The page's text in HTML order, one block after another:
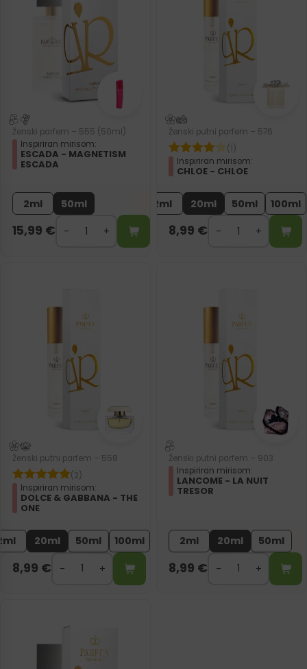
Ženski parfem – 555 (50ml)
Inspiriran mirisom:
ESCADA - MAGNETISM
ESCADA
2ml 50ml
15,99 €
Ženski putni parfem – 576
(1)
Inspiriran mirisom:
CHLOE - CHLOE
2ml 20ml 50ml 100ml
8,99 €
Ženski putni parfem – 558
(2)
Inspiriran mirisom:
DOLCE & GABBANA - THE
ONE
20ml 50ml 100ml
8,99 €
Ženski putni parfem – 903
Inspiriran mirisom:
LANCOME - LA NUIT
TRESOR
2ml 20ml 50ml
8,99 €